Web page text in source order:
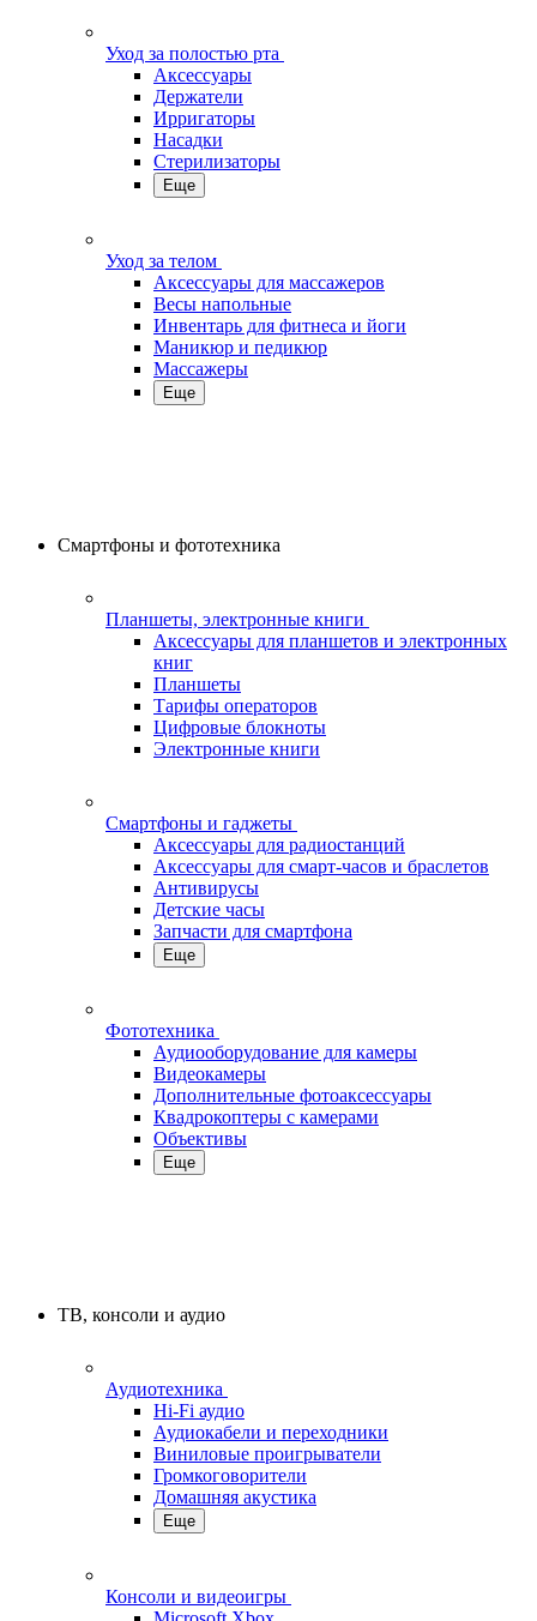
Уход за полостью рта
Аксессуары
Держатели
Ирригаторы
Насадки
Стерилизаторы
Еще
Уход за телом
Аксессуары для массажеров
Весы напольные
Инвентарь для фитнеса и йоги
Маникюр и педикюр
Массажеры
Еще
Смартфоны и фототехника
Планшеты, электронные книги
Аксессуары для планшетов и электронных
книг
Планшеты
Тарифы операторов
Цифровые блокноты
Электронные книги
Смартфоны и гаджеты
Аксессуары для радиостанций
Аксессуары для смарт-часов и браслетов
Антивирусы
Детские часы
Запчасти для смартфона
Еще
Фототехника
Аудиооборудование для камеры
Видеокамеры
Дополнительные фотоаксессуары
Квадрокоптеры с камерами
Объективы
Еще
ТВ, консоли и аудио
Аудиотехника
Hi-Fi аудио
Аудиокабели и переходники
Виниловые проигрыватели
Громкоговорители
Домашняя акустика
Еще
Консоли и видеоигры